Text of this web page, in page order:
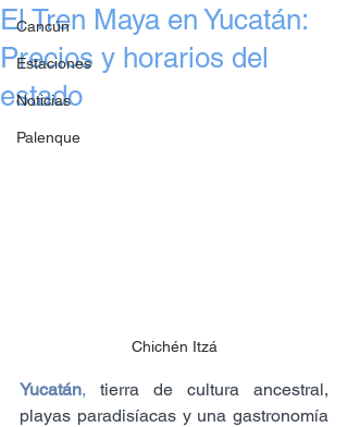
Cancún
Estaciones
Noticias
Palenque
El Tren Maya en Yucatán:
Precios y horarios del
estado
Chichén Itzá
Yucatán, tierra de cultura ancestral,
playas paradisíacas y una gastronomía